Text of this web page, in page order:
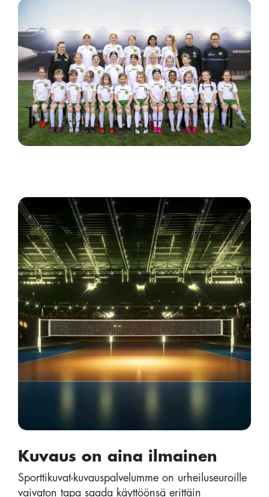
Kuvaus on aina ilmainen
Sporttikuvat-kuvauspalvelumme on urheiluseuroille
vaivaton tapa saada käyttöönsä erittäin